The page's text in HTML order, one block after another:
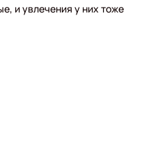
и увлечения у них тоже